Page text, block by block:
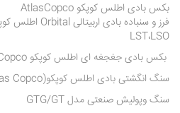
بکس بادی اطلس کوپکو AtlasCopco
LST،LSO
بکس بادی جغجغه ای اطلس کوپکو AtlasCopco
سنگ انگشتی بادی اطلس کوپکو(Atlas Copco) سری LSR
سنگ وپولیش صنعتی مدل GTG/GT